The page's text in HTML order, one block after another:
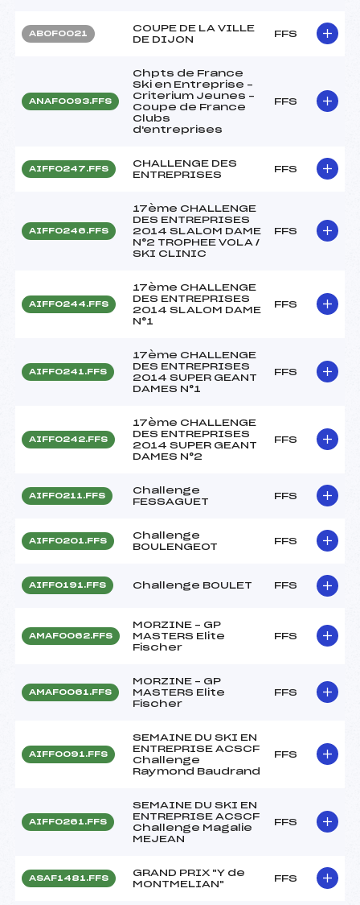
ABOF0021
COUPE DE LA VILLE
DE DIJON
FFS
ANAF0093.FFS
Chpts de France
Ski en Entreprise –
Criterium Jeunes –
Coupe de France
Clubs
d'entreprises
FFS
AIFF0247.FFS
CHALLENGE DES
ENTREPRISES
FFS
AIFF0246.FFS
17ème CHALLENGE
DES ENTREPRISES
2014 SLALOM DAME
N°2 TROPHEE VOLA /
SKI CLINIC
FFS
AIFF0244.FFS
17ème CHALLENGE
DES ENTREPRISES
2014 SLALOM DAME
N°1
FFS
AIFF0241.FFS
17ème CHALLENGE
DES ENTREPRISES
2014 SUPER GEANT
DAMES N°1
FFS
AIFF0242.FFS
17ème CHALLENGE
DES ENTREPRISES
2014 SUPER GEANT
DAMES N°2
FFS
AIFF0211.FFS
Challenge
FESSAGUET
FFS
AIFF0201.FFS
Challenge
BOULENGEOT
FFS
AIFF0191.FFS Challenge BOULET FFS
AMAF0062.FFS
MORZINE – GP
MASTERS Elite
Fischer
FFS
AMAF0061.FFS
MORZINE – GP
MASTERS Elite
Fischer
FFS
AIFF0091.FFS
SEMAINE DU SKI EN
ENTREPRISE ACSCF
Challenge
Raymond Baudrand
FFS
AIFF0261.FFS
SEMAINE DU SKI EN
ENTREPRISE ACSCF
Challenge Magalie
MEJEAN
FFS
ASAF1481.FFS
GRAND PRIX "Y de
MONTMELIAN"
FFS